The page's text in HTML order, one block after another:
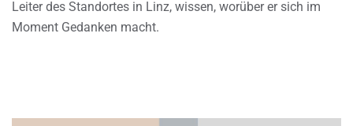
Leiter des Standortes in Linz, wissen, worüber er sich im
Moment Gedanken macht.